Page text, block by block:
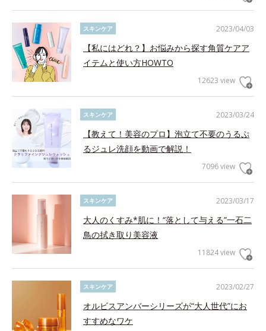
2023/04/03
スキンケア
【私にはどれ？】お悩みから探す角質ケアア
イテムと使い方HOWTO
12623 view
2023/03/24
スキンケア
【教えて！美容のプロ】泡立て不要のうるぷ
るジュレ洗顔を動画で解説！
7096 view
2023/03/17
スキンケア
大人のくすみ*肌に！“落として与える”一石二
鳥の拭き取り美容液
11824 view
2023/02/27
スキンケア
オルビスアンバーシリーズが“大人世代”にお
すすめなワケ